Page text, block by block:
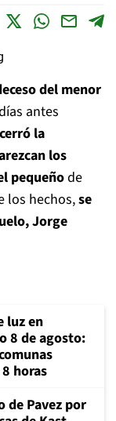
del menor
antes
la
los
pequeñode
los hechos,se
Jorge
luz en
8 de agosto:
horas
de Pavez por